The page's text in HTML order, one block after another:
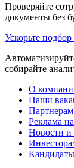
Проверяйте
документы без
Ускорьте
собирайте
О
Наши
Партнерам
Реклама
Новости и